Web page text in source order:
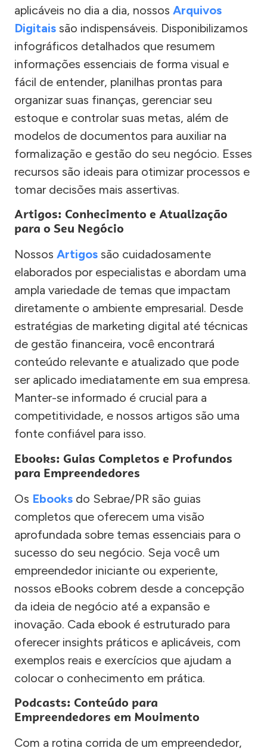
aplicáveis no dia a dia, nossos Arquivos
Digitais são indispensáveis. Disponibilizamos
infográficos detalhados que resumem
informações essenciais de forma visual e
fácil de entender, planilhas prontas para
organizar suas finanças, gerenciar seu
estoque e controlar suas metas, além de
modelos de documentos para auxiliar na
formalização e gestão do seu negócio. Esses
recursos são ideais para otimizar processos e
tomar decisões mais assertivas.
Artigos: Conhecimento e Atualização
para o Seu Negócio
Nossos Artigos são cuidadosamente
elaborados por especialistas e abordam uma
ampla variedade de temas que impactam
diretamente o ambiente empresarial. Desde
estratégias de marketing digital até técnicas
de gestão financeira, você encontrará
conteúdo relevante e atualizado que pode
ser aplicado imediatamente em sua empresa.
Manter-se informado é crucial para a
competitividade, e nossos artigos são uma
fonte confiável para isso.
Ebooks: Guias Completos e Profundos
para Empreendedores
Os Ebooks do Sebrae/PR são guias
completos que oferecem uma visão
aprofundada sobre temas essenciais para o
sucesso do seu negócio. Seja você um
empreendedor iniciante ou experiente,
nossos eBooks cobrem desde a concepção
da ideia de negócio até a expansão e
inovação. Cada ebook é estruturado para
oferecer insights práticos e aplicáveis, com
exemplos reais e exercícios que ajudam a
colocar o conhecimento em prática.
Podcasts: Conteúdo para
Empreendedores em Movimento
Com a rotina corrida de um empreendedor,